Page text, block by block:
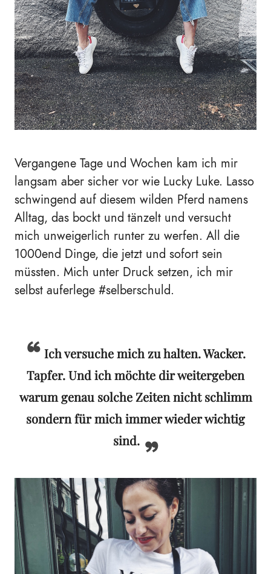
Vergangene Tage und Wochen kam ich mir
langsam aber sicher vor wie Lucky Luke. Lasso
schwingend auf diesem wilden Pferd namens
Alltag, das bockt und tänzelt und versucht
mich unweigerlich runter zu werfen. All die
1000end Dinge, die jetzt und sofort sein
müssten. Mich unter Druck setzen, ich mir
selbst auferlege #selberschuld.
Ich versuche mich zu halten. Wacker.
Tapfer. Und ich möchte dir weitergeben
warum genau solche Zeiten nicht schlimm
sondern für mich immer wieder wichtig
sind.